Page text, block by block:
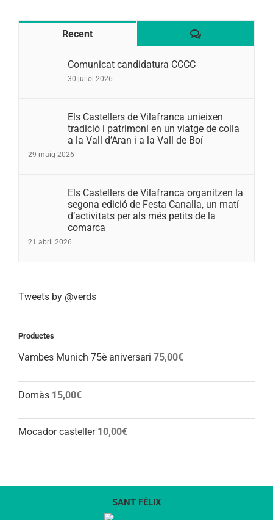
Recent Comentaris
Comunicat candidatura CCCC
30 juliol 2026
Els Castellers de Vilafranca unieixen
tradició i patrimoni en un viatge de colla
a la Vall d’Aran i a la Vall de Boí
29 maig 2026
Els Castellers de Vilafranca organitzen la
segona edició de Festa Canalla, un matí
d’activitats per als més petits de la
comarca
21 abril 2026
Tweets by @verds
Productes
Vambes Munich 75è aniversari 75,00€
Domàs 15,00€
Mocador casteller 10,00€
SANT FÈLIX